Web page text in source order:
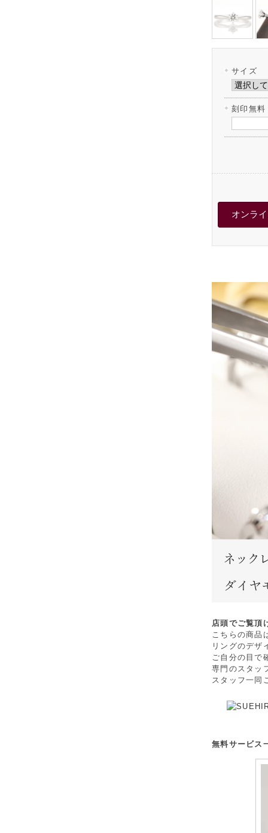
サイズ
刻印無料
店頭でご覧頂
こちらの商品
リングのデザ
ご自分の目で
専門のスタッ
スタッフ一同
無料サービス